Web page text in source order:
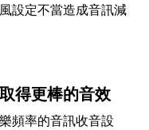
設定不當造成音訊減
得更棒的音效
頻率的音訊收音設